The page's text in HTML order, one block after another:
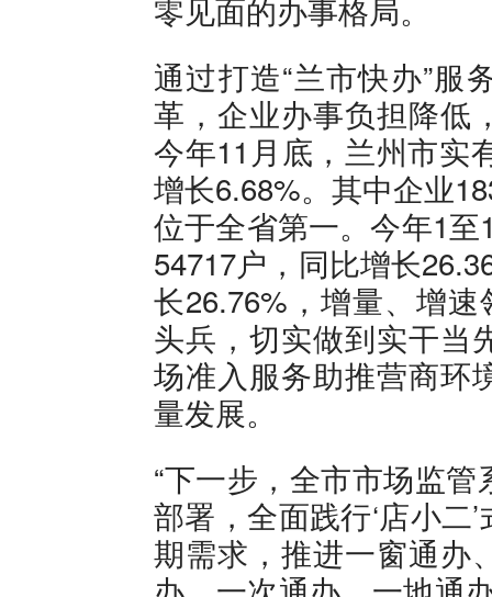
零见面的办事格局。
通过打造“兰市快办”服
革，企业办事负担降低
今年11月底，兰州市实
增长6.68%。其中企业
位于全省第一。今年1
54717户，同比增长
长26.76%，增量、增
头兵，切实做到实干当
场准入服务助推营商环
量发展。
“下一步，全市市场监
部署，全面践行‘店小二
期需求，推进一窗通办